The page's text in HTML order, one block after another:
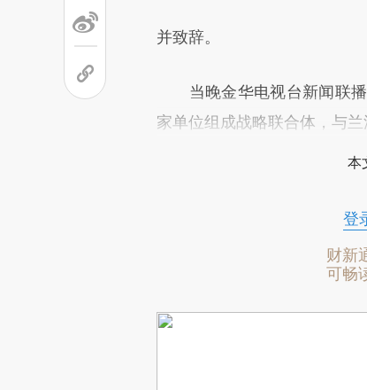
并致辞。
当晚金华电视台新闻联播
家单位组成战略联合体，与
本
登
财新
可畅